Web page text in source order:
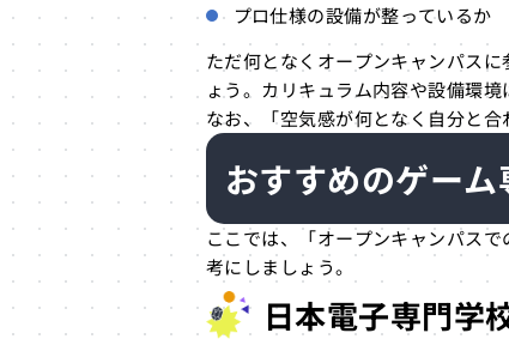
プロ仕様の設備が整っているか
ただ何となくオープンキャンパスに
ょう。カリキュラム内容や設備環
なお、「空気感が何となく自分と
おすすめのゲー
ここでは、「オープンキャンパス
考にしましょう。
日本電子専門学